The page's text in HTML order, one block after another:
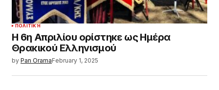
ΠΟΛΙΤΙΚΉ
Η 6η Απριλίου ορίστηκε ως Ημέρα
Θρακικού Ελληνισμού
by Pan OramaFebruary 1, 2025